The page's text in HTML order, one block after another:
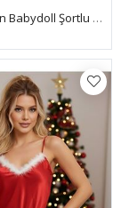
Kırmızı Saten Babydoll Şortlu Takım - 314